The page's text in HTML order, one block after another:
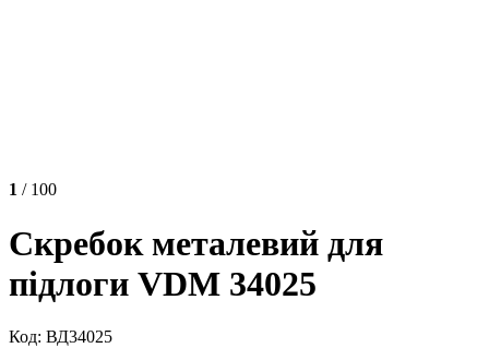
1 / 100
Скребок металевий для
підлоги VDM 34025
Код: ВД34025